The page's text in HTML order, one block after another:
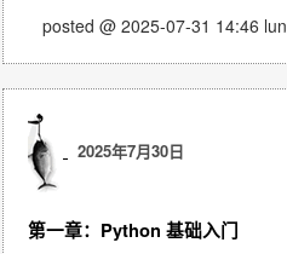
posted @ 2025-07-31 14:46
2025年7月30日
第一章：Python 基础入门